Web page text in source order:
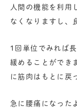
人間の機能を利用
なくなりますし、
1回単位でみれば
緩めることができ
に筋肉はもとに戻
急に腰痛になった